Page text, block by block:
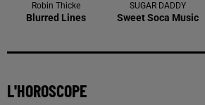
Robin Thicke
Blurred Lines
SUGAR DADDY
Sweet Soca Music
L'HOROSCOPE